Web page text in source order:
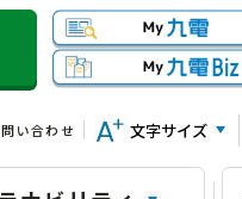
い合わせ 文字サイズ